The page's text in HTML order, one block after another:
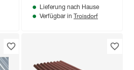
Lieferung nach Hause
Verfügbar in Troisdorf